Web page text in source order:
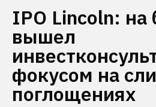
IPO Lincoln: на
вышел
фокусом на
поглощениях